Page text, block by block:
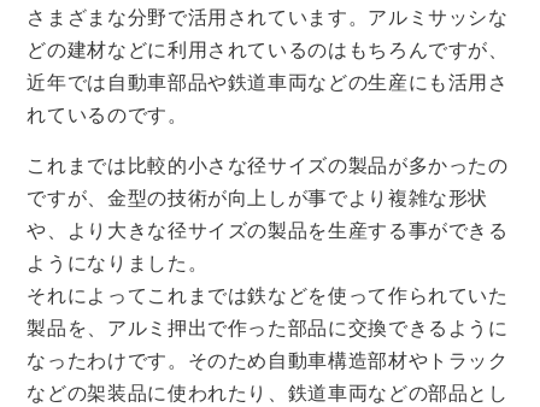
さまざまな分野で活用されています。アルミサッシな
どの建材などに利用されているのはもちろんですが、
近年では自動車部品や鉄道車両などの生産にも活用さ
れているのです。
これまでは比較的小さな径サイズの製品が多かったの
ですが、金型の技術が向上しが事でより複雑な形状
や、より大きな径サイズの製品を生産する事ができる
ようになりました。
それによってこれまでは鉄などを使って作られていた
製品を、アルミ押出で作った部品に交換できるように
なったわけです。そのため自動車構造部材やトラック
などの架装品に使われたり、鉄道車両などの部品とし